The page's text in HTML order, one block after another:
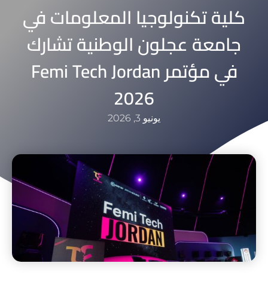
كلية تكنولوجيا المعلومات في
جامعة عجلون الوطنية تشارك
في مؤتمر Femi Tech Jordan
2026
يونيو 3, 2026